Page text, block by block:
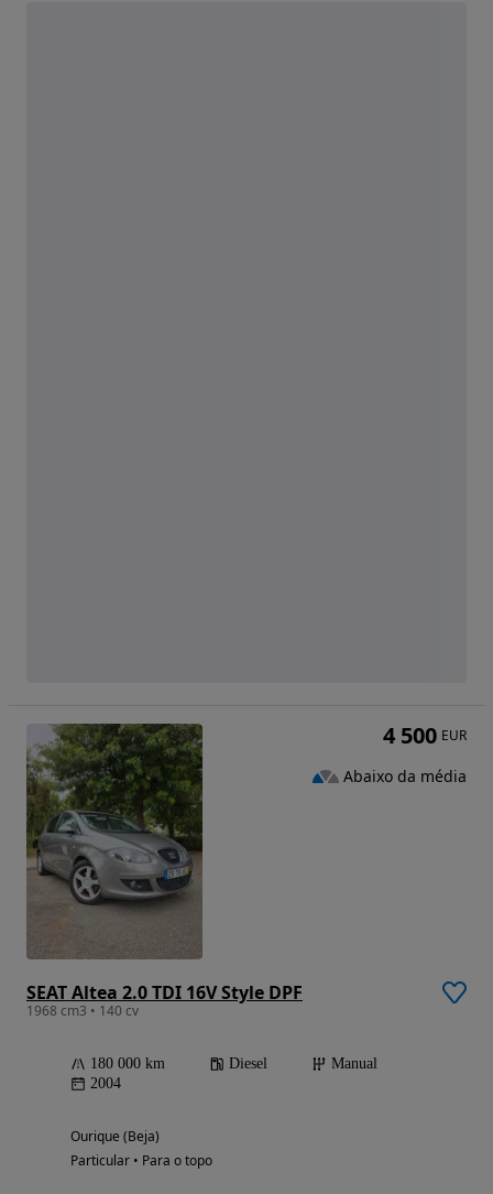
SEAT Altea 2.0 TDI 16V Style DPF
1968 cm3 • 140 cv
180 000 km Diesel
Manual
2004
Ourique (Beja)
Particular • Para o topo
4 500 EUR
Abaixo da média